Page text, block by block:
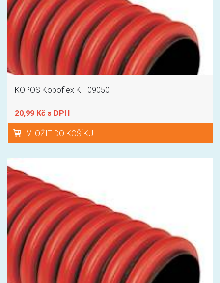
KOPOS Kopoflex KF 09050
20,99 Kč s DPH
VLOŽIT DO KOŠÍKU